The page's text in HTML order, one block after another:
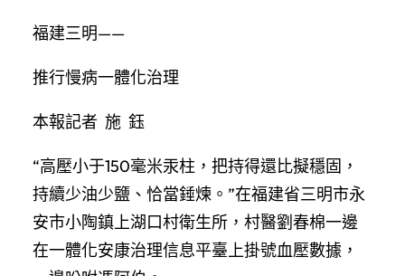
福建三明——
推行慢病一體化治理
本報記者 施 鈺
“高壓小于150毫米汞柱，把持得還比擬穩固，
持續少油少鹽、恰當錘煉。”在福建省三明市永
安市小陶鎮上湖口村衛生所，村醫劉春棉一邊
在一體化安康治理信息平臺上掛號血壓數據，